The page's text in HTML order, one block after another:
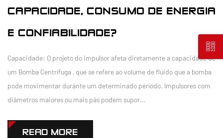
CAPACIDADE, CONSUMO DE ENERGIA
E CONFIABILIDADE?
Capacidade: O projeto do impulsor afeta diretamente a capacidade de
um Bomba Centrífuga , que se refere ao volume de fluido que a bomba
pode movimentar durante um determinado período. Impulsores com
diâmetros maiores ou mais pás podem supor...
READ MORE